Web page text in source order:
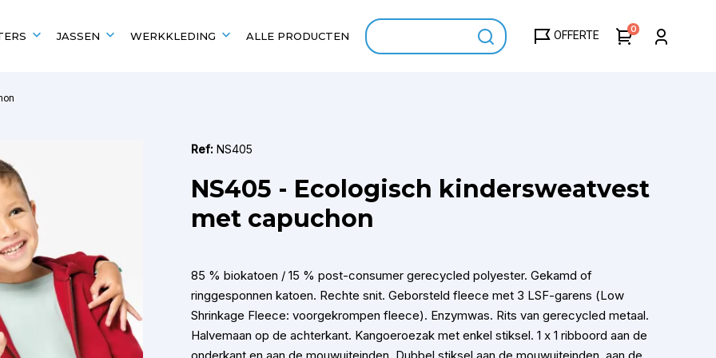
JASSEN WERKKLEDING ALLE PRODUCTEN OFFERTE 0
Kariban
B&C
Gildan
Ref: NS405
NS405 - Ecologisch kindersweatvest
met capuchon
85 % biokatoen / 15 % post-consumer gerecycled polyester. Gekamd of
ringgesponnen katoen. Rechte snit. Geborsteld fleece met 3 LSF-garens (Low
Shrinkage Fleece: voorgekrompen fleece). Enzymwas. Rits van gerecycled metaal.
Halvemaan op de achterkant. Kangoeroezak met enkel stiksel. 1 x 1 ribboord aan de